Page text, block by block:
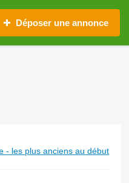
Déposer une annonce
- les plus anciens au début